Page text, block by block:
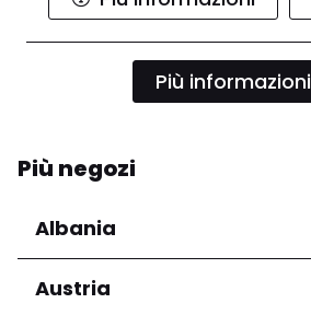
Più informazioni
Più negozi
Albania
Regioni
Austria